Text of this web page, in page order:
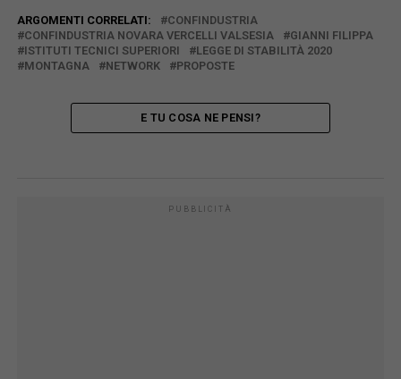
ARGOMENTI CORRELATI:
CONFINDUSTRIA
CONFINDUSTRIA NOVARA VERCELLI VALSESIA
GIANNI FILIPPA
ISTITUTI TECNICI SUPERIORI
LEGGE DI STABILITÀ 2020
MONTAGNA
NETWORK PROPOSTE
E TU COSA NE PENSI?
PUBBLICITÀ